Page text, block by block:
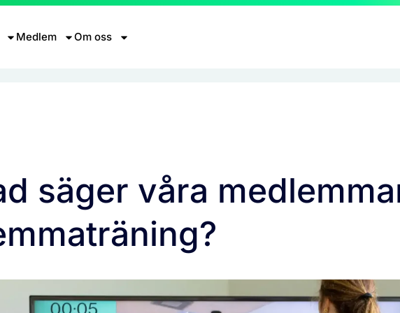
Medlem Om oss
säger våra